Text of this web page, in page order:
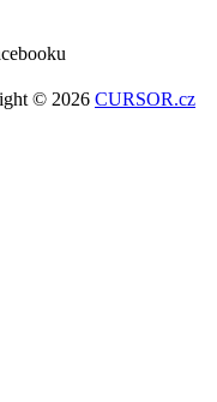
© 2026 CURSOR.cz